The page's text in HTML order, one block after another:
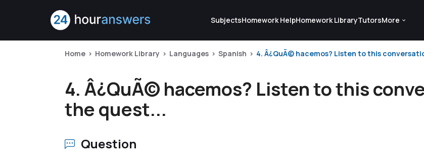
SubjectsHomework HelpHomework LibraryTutorsMore
Home Homework Library Languages Spanish 4. Â¿QuÃ© hacemos? Listen to this
4. Â¿QuÃ© hacemos? Listen to this
the quest...
Question